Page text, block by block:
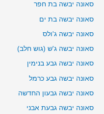
סאונה יבשה בת חפר
סאונה יבשה בת ים
סאונה יבשה ג'ולס
סאונה יבשה ג'ש (גוש חלב)
סאונה יבשה גבע בנימין
סאונה יבשה גבע כרמל
סאונה יבשה גבעון החדשה
סאונה יבשה גבעת אבני